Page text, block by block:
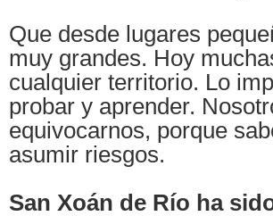
Que desde lugares
muy grandes. Hoy
cualquier territorio. Lo
probar y aprender.
equivocarnos, porque
asumir riesgos.
San Xoán de Río ha